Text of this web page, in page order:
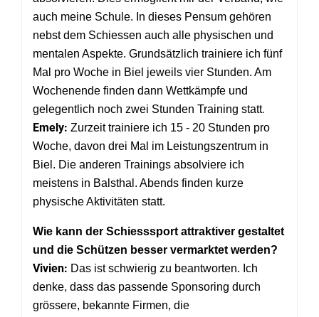
auch meine Schule. In dieses Pensum gehören
nebst dem Schiessen auch alle physischen und
mentalen Aspekte. Grundsätzlich trainiere ich fünf
Mal pro Woche in Biel jeweils vier Stunden. Am
Wochenende finden dann Wettkämpfe und
gelegentlich noch zwei Stunden Training statt.
Emely: Zurzeit trainiere ich 15 - 20 Stunden pro
Woche, davon drei Mal im Leistungszentrum in
Biel. Die anderen Trainings absolviere ich
meistens in Balsthal. Abends finden kurze
physische Aktivitäten statt.
Wie kann der Schiesssport attraktiver gestaltet
und die Schützen besser vermarktet werden?
Vivien: Das ist schwierig zu beantworten. Ich
denke, dass das passende Sponsoring durch
grössere, bekannte Firmen, die